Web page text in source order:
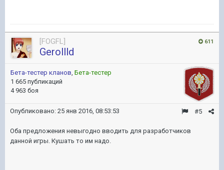
611
[FOGFL]
Gerollld
Бета-тестер кланов, Бета-тестер
1 665 публикаций
4 963 боя
#5
Опубликовано: 25 янв 2016, 08:53:53
Оба предложения невыгодно вводить для разработчиков
данной игры. Кушать то им надо.